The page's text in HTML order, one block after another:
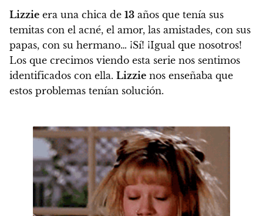
Lizzie era una chica de 13 años que tenía sus
temitas con el acné, el amor, las amistades, con sus
papas, con su hermano… ¡Sí! ¡Igual que nosotros!
Los que crecimos viendo esta serie nos sentimos
identificados con ella. Lizzie nos enseñaba que
estos problemas tenían solución.